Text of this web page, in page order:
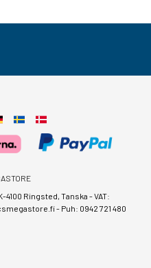
4100 Ringsted, Tanska - VAT:
- Puh: 0942 721 480